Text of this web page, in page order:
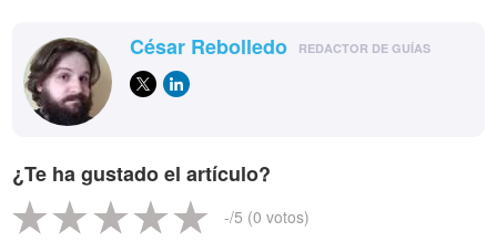
César Rebolledo REDACTOR DE GUÍAS
¿Te ha gustado el artículo?
-/5 (0 votos)